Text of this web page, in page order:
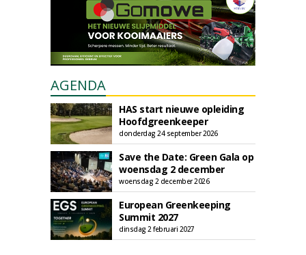
AGENDA
HAS start nieuwe opleiding
Hoofdgreenkeeper
donderdag 24 september 2026
Save the Date: Green Gala op
woensdag 2 december
woensdag 2 december 2026
European Greenkeeping
Summit 2027
dinsdag 2 februari 2027